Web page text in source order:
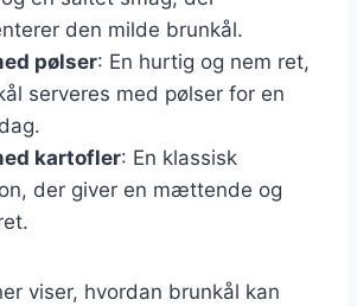
den milde brunkål.
pølser: En hurtig og nem ret,
serveres med pølser for en
kartofler: En klassisk
der giver en mættende og
viser, hvordan brunkål kan